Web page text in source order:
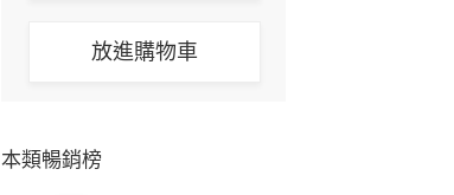
放進購物車
本類暢銷榜